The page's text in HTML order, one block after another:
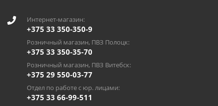
Интернет-магазин:
+375 33 350-350-9
Розничный магазин, ПВЗ Полоцк:
+375 33 350-35-70
Розничный магазин, ПВЗ Витебск:
+375 29 550-03-77
Отдел по работе с юр. лицами:
+375 33 66-99-511